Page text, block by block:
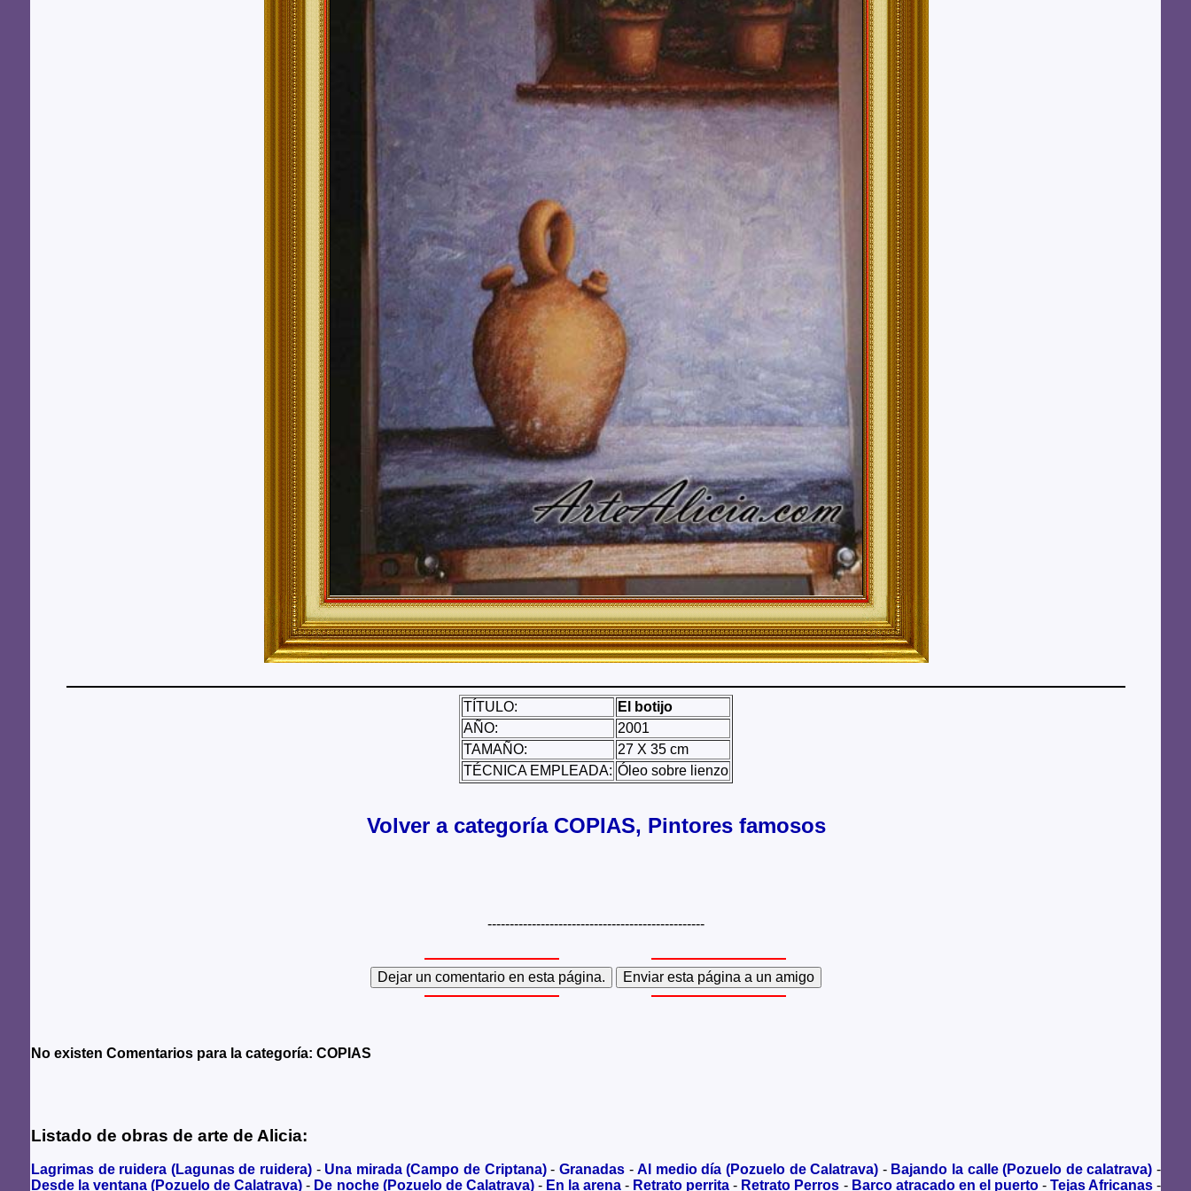
TÍTULO:
El botijo
AÑO:
2001
TAMAÑO:
27 X 35 cm
TÉCNICA EMPLEADA: Óleo sobre lienzo
Volver a categoría COPIAS, Pintores famosos
-------------------------------------------------
No existen Comentarios para la categoría: COPIAS
Listado de obras de arte de Alicia:
Lagrimas de ruidera (Lagunas de ruidera) - Una mirada (Campo de Criptana)- Granadas-Al medio día (Pozuelo de Calatrava) - Bajando la calle (Pozuelo de calatrava) -
Desde la ventana (Pozuelo de Calatrava) - De noche (Pozuelo de Calatrava)- En la arena - Retrato perrita - Retrato Perros - Barco atracado en el puerto- Tejas Africanas -